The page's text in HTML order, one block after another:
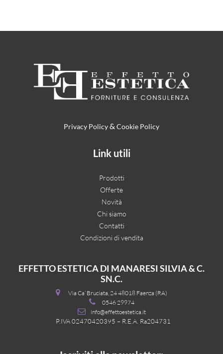
Privacy Policy& Cookie Policy
Link utili
Prodotti
Offerte
Novità
Chi siamo
Contatti
Condizioni di vendita
EFFETTO ESTETICA DI MANARESI SILVIA & C.
SN.C.
Via Ca’ Bruciata, 24 48018 Faenza (RA)
0546 29974
info@effettoestetica.it
P.IVA 02470420395 – R.E.A. Ra204731